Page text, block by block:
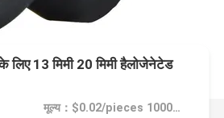
लिए 13 मिमी 20 मिमी हैलोजेनेटेड
मूल्य：$0.02/pieces 10000-99999 pieces